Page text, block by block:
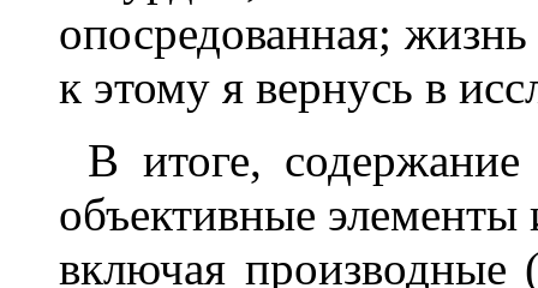
опосредованная;
к этому я вернусь в
В итоге,
объективные элементы
включая производные